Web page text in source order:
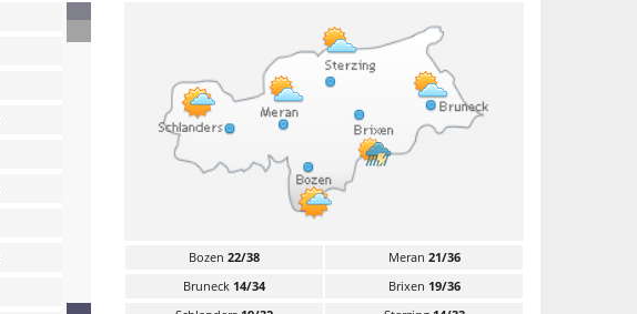
Bozen 22/38 Meran 21/36
Bruneck 14/34 Brixen 19/36